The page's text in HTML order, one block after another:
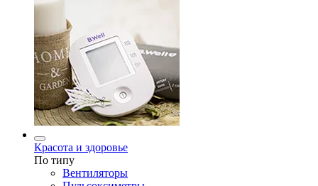
Красота и здоровье
По типу
Вентиляторы